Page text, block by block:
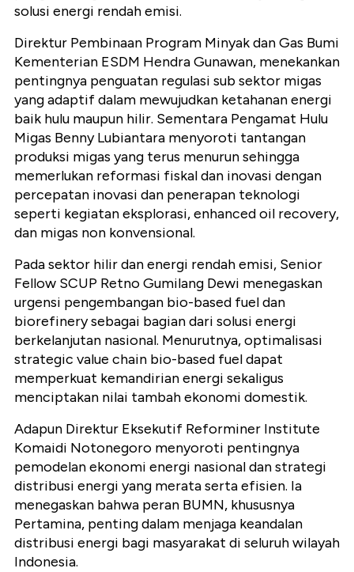
solusi energi rendah emisi.
Direktur Pembinaan Program Minyak dan Gas Bumi
Kementerian ESDM Hendra Gunawan, menekankan
pentingnya penguatan regulasi sub sektor migas
yang adaptif dalam mewujudkan ketahanan energi
baik hulu maupun hilir. Sementara Pengamat Hulu
Migas Benny Lubiantara menyoroti tantangan
produksi migas yang terus menurun sehingga
memerlukan reformasi fiskal dan inovasi dengan
percepatan inovasi dan penerapan teknologi
seperti kegiatan eksplorasi, enhanced oil recovery,
dan migas non konvensional.
Pada sektor hilir dan energi rendah emisi, Senior
Fellow SCUP Retno Gumilang Dewi menegaskan
urgensi pengembangan bio-based fuel dan
biorefinery sebagai bagian dari solusi energi
berkelanjutan nasional. Menurutnya, optimalisasi
strategic value chain bio-based fuel dapat
memperkuat kemandirian energi sekaligus
menciptakan nilai tambah ekonomi domestik.
Adapun Direktur Eksekutif Reforminer Institute
Komaidi Notonegoro menyoroti pentingnya
pemodelan ekonomi energi nasional dan strategi
distribusi energi yang merata serta efisien. Ia
menegaskan bahwa peran BUMN, khususnya
Pertamina, penting dalam menjaga keandalan
distribusi energi bagi masyarakat di seluruh wilayah
Indonesia.